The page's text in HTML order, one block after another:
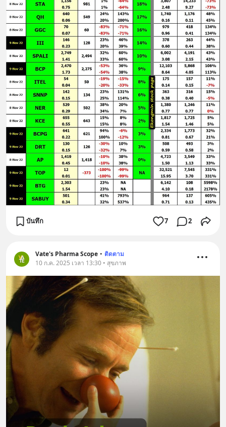
บันทึก 7 2
Vate's Pharma Scope • ติดตาม
10 ก.ค. 2025 เวลา 13:30 • สุขภาพ